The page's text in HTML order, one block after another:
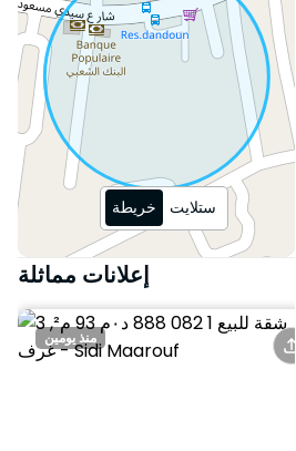
مصممة بشكل جيد
- شرفات، تراسات أو حدائق خاصة
- تشطيبات عالية الجودة: رخام، طلاء
زخرفي حديث
- مطبخ مجهز
- جراج مع سند ملكية مشمول
موقع متميز
- موقع مثالي على شارع سيدي
معروف، مقابل مسجد أداريصا
- على بعد 5 دقائق فقط من
كازانيرشور
- مرافق قريبة: كارفور ماركت، بيم،
خريطة ستلايت
إعلانات مماثلة
منذ يومين